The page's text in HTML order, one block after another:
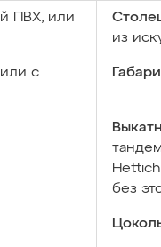
ПВХ, или
из
с
без